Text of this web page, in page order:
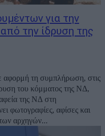
για την
την ίδρυση της
αφορμή τη συμπλήρωση, στις
του κόμματος της ΝΔ,
της ΝΔ στη
αρχηγών...